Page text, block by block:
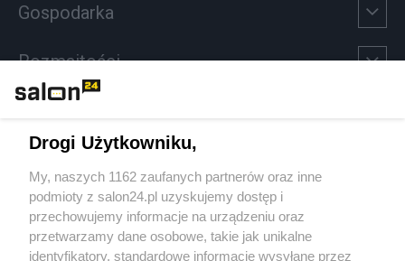
Gospodarka
Rozmaitości
Sport
Społeczeństwo
Kultura
Drogi Użytkowniku,
My, naszych 1162 zaufanych partnerów oraz inne
podmioty z salon24.pl uzyskujemy dostęp i
przechowujemy informacje na urządzeniu oraz
przetwarzamy dane osobowe, takie jak unikalne
identyfikatory, standardowe informacje wysyłane przez